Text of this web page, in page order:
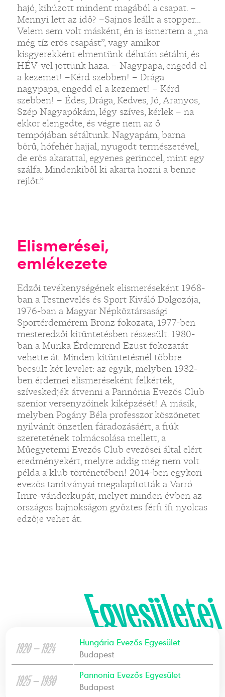
hajó, kihúzott mindent magából a csapat. –
Mennyi lett az idő? –Sajnos leállt a stopper...
Velem sem volt másként, én is ismertem a „na
még tíz erős csapást”, vagy amikor
kisgyerekként elmentünk délután sétálni, és
HÉV-vel jöttünk haza. – Nagypapa, engedd el
a kezemet! –Kérd szebben! – Drága
nagypapa, engedd el a kezemet! – Kérd
szebben! – Édes, Drága, Kedves, Jó, Aranyos,
Szép Nagyapókám, légy szíves, kérlek – na
ekkor elengedte, és végre nem az ő
tempójában sétáltunk. Nagyapám, barna
bőrű, hófehér hajjal, nyugodt természetével,
de erős akarattal, egyenes gerinccel, mint egy
szálfa. Mindenkiből ki akarta hozni a benne
rejlőt.”
Elismerései,
emlékezete
Edzői tevékenységének elismeréseként 1968-
ban a Testnevelés és Sport Kiváló Dolgozója,
1976-ban a Magyar Népköztársasági
Sportérdemérem Bronz fokozata, 1977-ben
mesteredzői kitüntetésben részesült. 1980-
ban a Munka Érdemrend Ezüst fokozatát
vehette át. Minden kitüntetésnél többre
becsült két levelet: az egyik, melyben 1932-
ben érdemei elismeréseként felkérték,
szíveskedjék átvenni a Pannónia Evezős Club
szenior versenyzőinek kiképzését! A másik,
melyben Pogány Béla professzor köszönetet
nyilvánít önzetlen fáradozásáért, a fiúk
szeretetének tolmácsolása mellett, a
Műegyetemi Evezős Club evezősei által elért
eredményekért, melyre addig még nem volt
példa a klub történetében! 2014-ben egykori
evezős tanítványai megalapították a Varró
Imre-vándorkupát, melyet minden évben az
országos bajnokságon győztes férfi ifi nyolcas
edzője vehet át.
Egyesületei
1920 — 1924
Hungária Evezős Egyesület
Budapest
1925 — 1930
Pannonia Evezős Egyesület
Budapest